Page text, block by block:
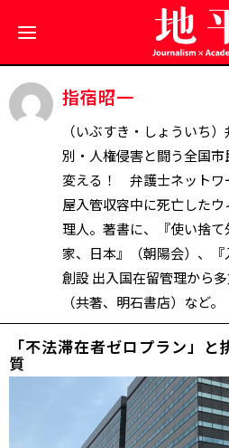
指宿昭一
（いぶすき・しょういち
別・人権侵害と闘う全国
変える！ 弁護士ネットワ
屋入管収容中に死亡した
理人。著書に、『使い捨て
家、日本』（朝陽会）、
創設 出入国在留管理から多
（共著、明石書店）など。
「不法滞在者ゼロプラン」と
質